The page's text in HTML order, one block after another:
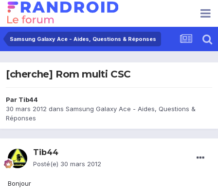
Samsung Galaxy Ace - Aides, Questions & Réponses
[cherche] Rom multi CSC
Par Tib44
30 mars 2012 dans Samsung Galaxy Ace - Aides, Questions &
Réponses
Tib44
Posté(e) 30 mars 2012
Bonjour